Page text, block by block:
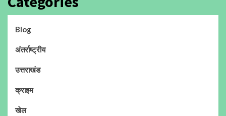
Blog
अंतर्राष्ट्रीय
उत्तराखंड
क्राइम
खेल